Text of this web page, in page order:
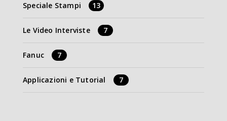
Speciale Stampi 13
Le Video Interviste 7
Fanuc 7
Applicazioni e Tutorial 7